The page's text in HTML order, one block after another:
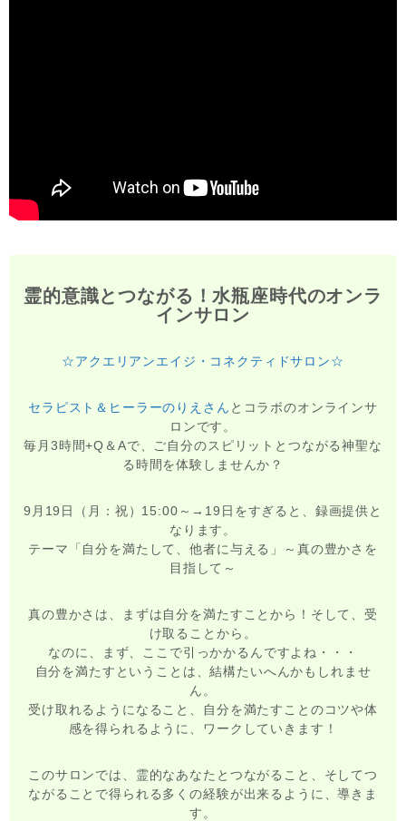
霊的意識とつながる！水瓶座時代のオンラ
インサロン
☆アクエリアンエイジ・コネクティドサロン☆
セラピスト＆ヒーラーのりえさん とコラボのオンラインサ
ロンです。
毎月3時間+Q＆Aで、ご自分のスピリットとつながる神聖な
る時間を体験しませんか？
9月19日（月：祝）15:00～→19日をすぎると、録画提供と
なります。
テーマ「自分を満たして、他者に与える」～真の豊かさを
目指して～
真の豊かさは、まずは自分を満たすことから！そして、受
け取ることから。
なのに、まず、ここで引っかかるんですよね・・・
自分を満たすということは、結構たいへんかもしれませ
ん。
受け取れるようになること、自分を満たすことのコツや体
感を得られるように、ワークしていきます！
このサロンでは、霊的なあなたとつながること、そしてつ
ながることで得られる多くの経験が出来るように、導きま
す。